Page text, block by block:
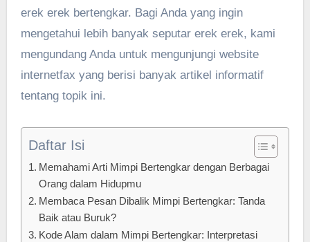
erek erek bertengkar. Bagi Anda yang ingin
mengetahui lebih banyak seputar erek erek, kami
mengundang Anda untuk mengunjungi website
internetfax yang berisi banyak artikel informatif
tentang topik ini.
Daftar Isi
Memahami Arti Mimpi Bertengkar dengan Berbagai
Orang dalam Hidupmu
Membaca Pesan Dibalik Mimpi Bertengkar: Tanda
Baik atau Buruk?
Kode Alam dalam Mimpi Bertengkar: Interpretasi